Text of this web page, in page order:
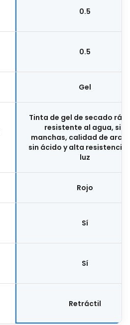
0.5
0.5
Gel
Tinta de gel de secado
resistente al agua, sin
manchas, calidad de
sin ácido y alta resistencia
luz
Rojo
Sí
Sí
Retráctil